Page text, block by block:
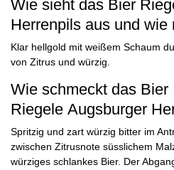
Wie sieht das Bier
Herrenpils aus und wie
Klar hellgold mit weißem Schaum
von Zitrus und würzig.
Wie schmeckt das Bier
Riegele Augsburger
Spritzig und zart würzig bitter im
zwischen Zitrusnote süsslichem
würziges schlankes Bier. Der